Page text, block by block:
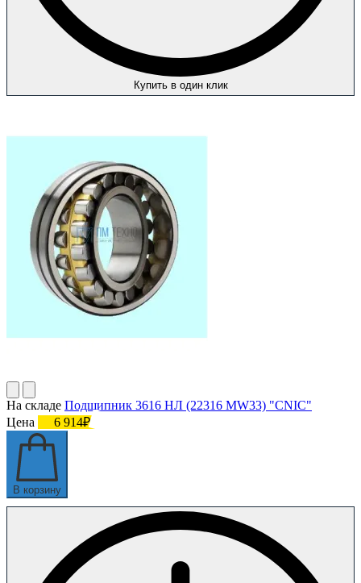
Купить в один клик
На складе Подшипник 3616 НЛ (22316 MW33) "CNIC"
Цена
6 914₽
В корзину